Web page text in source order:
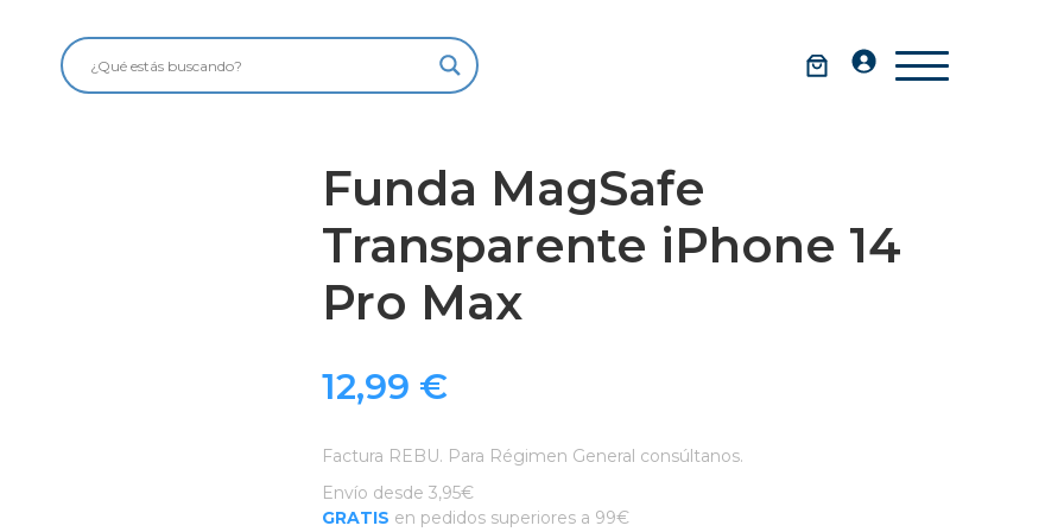
Funda MagSafe
Transparente iPhone 14
Pro Max
12,99 €
Factura REBU. Para Régimen General consúltanos.
Envío desde 3,95€
GRATIS en pedidos superiores a 99€